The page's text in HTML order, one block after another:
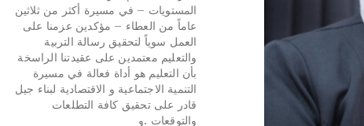
المستويات – في مسيرة أكثر من ثلاثين
عاماً من العطاء – مؤكدين عزمنا على
العمل سوياً لتحقيق رسالة التربية
والتعليم معتمدين على عقيدتنا الراسخة
بأن التعليم هو أداة فعالة في مسيرة
التنمية الاجتماعية و الاقتصادية لبناء جيل
قادر على تحقيق كافة التطلعات
والتوقعات .و